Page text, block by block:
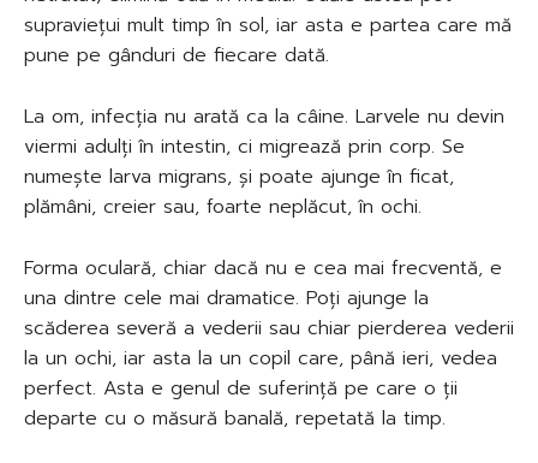
supraviețui mult timp în sol, iar asta e partea care mă
pune pe gânduri de fiecare dată.
La om, infecția nu arată ca la câine. Larvele nu devin
viermi adulți în intestin, ci migrează prin corp. Se
numește larva migrans, și poate ajunge în ficat,
plămâni, creier sau, foarte neplăcut, în ochi.
Forma oculară, chiar dacă nu e cea mai frecventă, e
una dintre cele mai dramatice. Poți ajunge la
scăderea severă a vederii sau chiar pierderea vederii
la un ochi, iar asta la un copil care, până ieri, vedea
perfect. Asta e genul de suferință pe care o ții
departe cu o măsură banală, repetată la timp.